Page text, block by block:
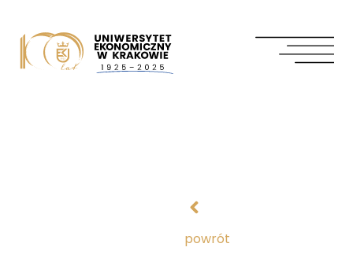
powrót